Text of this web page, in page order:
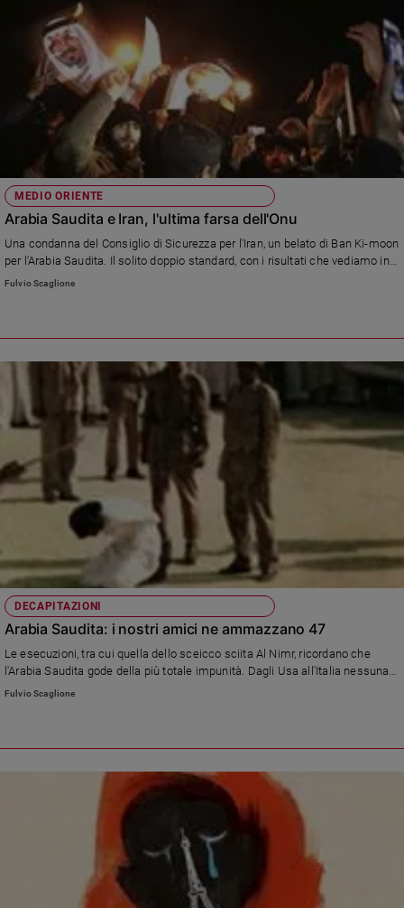
Policy
Chi
siamo
Pubblicità
Redazione
MEDIO ORIENTE
Arabia Saudita e Iran, l'ultima farsa dell'Onu
Una condanna del Consiglio di Sicurezza per l'Iran, un belato di Ban Ki-moon
per l'Arabia Saudita. Il solito doppio standard, con i risultati che vediamo in
tutto il Medio Oriente.
Fulvio Scaglione
DECAPITAZIONI
Arabia Saudita: i nostri amici ne ammazzano 47
Le esecuzioni, tra cui quella dello sceicco sciita Al Nimr, ricordano che
l'Arabia Saudita gode della più totale impunità. Dagli Usa all'Italia nessuna
condanna: i campioni della democrazia tacciono.
Fulvio Scaglione